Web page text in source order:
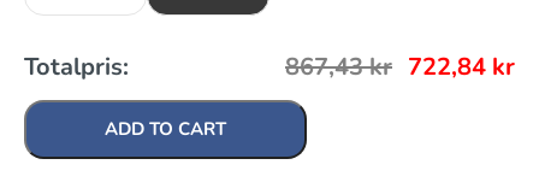
Totalpris: 867,43kr 722,84 kr
ADD TO CART